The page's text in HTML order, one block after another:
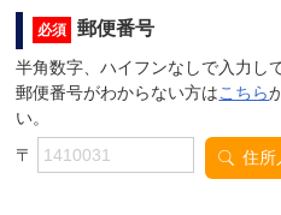
必須 郵便番号
半角数字、ハイフンなしで入力し
郵便番号がわからない方はこちら
い。
〒